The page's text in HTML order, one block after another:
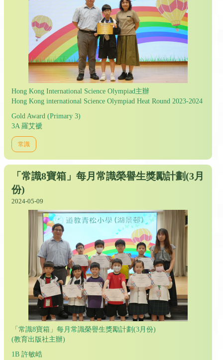
Hong Kong International Science Olympiad主辦
Hong Kong international Science Olympiad Heat Round 2023-2024
Gold Award (Primary 3)
3A 羅艾褫
常識
「常識8寶箱」每月常識榮譽生獎勵計劃(3月
份)
2024-05-09
「常識8寶箱」每月常識榮譽生獎勵計劃(3月份)
(教育出版社主辦)
1B 許敏峼